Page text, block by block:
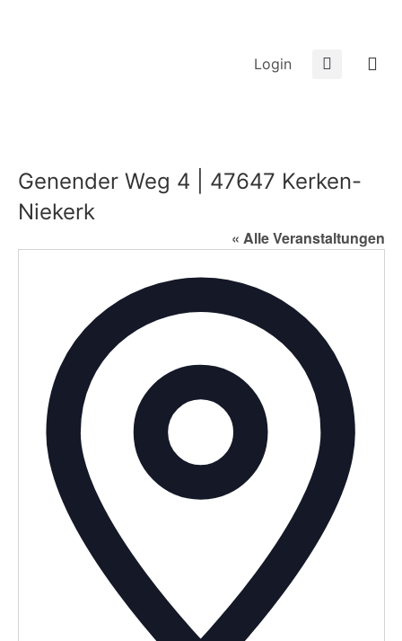
Login
Genender Weg 4 | 47647 Kerken-
Niekerk
« Alle Veranstaltungen